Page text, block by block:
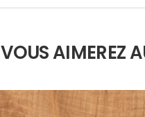
VOUS AIMEREZ